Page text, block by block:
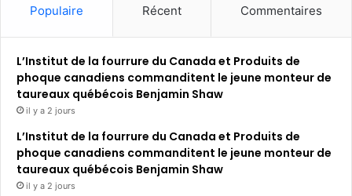
Populaire Récent Commentaires
L’Institut de la fourrure du Canada et Produits de
phoque canadiens commanditent le jeune monteur de
taureaux québécois Benjamin Shaw
il y a 2 jours
L’Institut de la fourrure du Canada et Produits de
phoque canadiens commanditent le jeune monteur de
taureaux québécois Benjamin Shaw
il y a 2 jours